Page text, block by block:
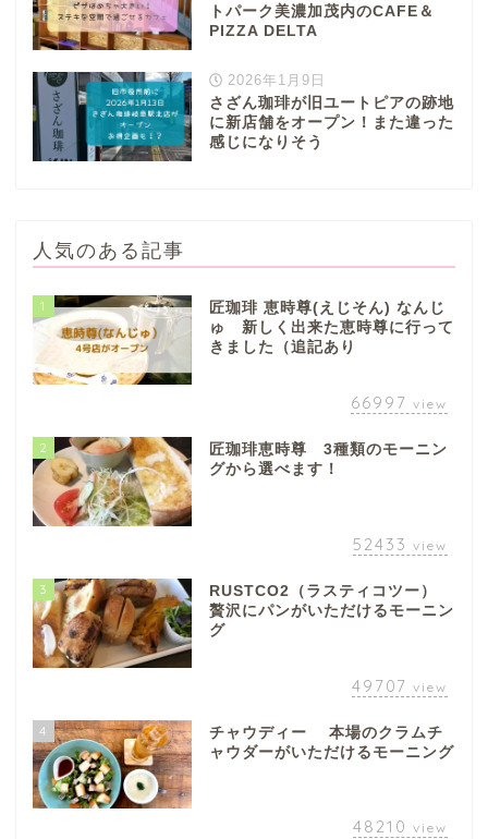
トパーク美濃加茂内のCAFE＆
PIZZA DELTA
2026年1月9日
さざん珈琲が旧ユートピアの跡地
に新店舗をオープン！また違った
感じになりそう
人気のある記事
1
匠珈琲 恵時尊(えじそん) なんじ
ゅ 新しく出来た恵時尊に行って
きました（追記あり
66997 view
2
匠珈琲恵時尊 3種類のモーニン
グから選べます！
52433 view
3
RUSTCO2（ラスティコツー）
贅沢にパンがいただけるモーニン
グ
49707 view
4
チャウディー 本場のクラムチ
ャウダーがいただけるモーニング
48210 view